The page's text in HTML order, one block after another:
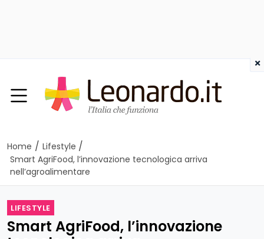
Home / Lifestyle /
Smart AgriFood, l’innovazione tecnologica arriva
nell’agroalimentare
LIFESTYLE
Smart AgriFood, l’innovazione
×